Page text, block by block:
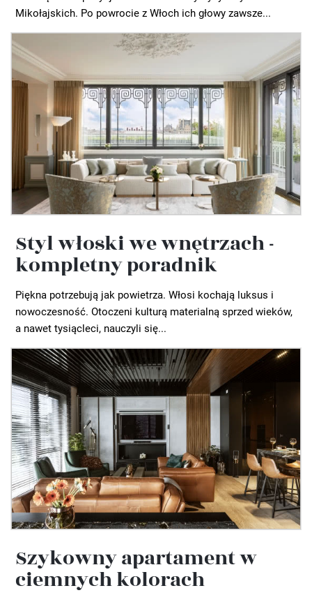
Mikołajskich. Po powrocie z Włoch ich głowy zawsze...
Styl włoski we wnętrzach -
kompletny poradnik
Piękna potrzebują jak powietrza. Włosi kochają luksus i
nowoczesność. Otoczeni kulturą materialną sprzed wieków,
a nawet tysiącleci, nauczyli się...
Szykowny apartament w
ciemnych kolorach